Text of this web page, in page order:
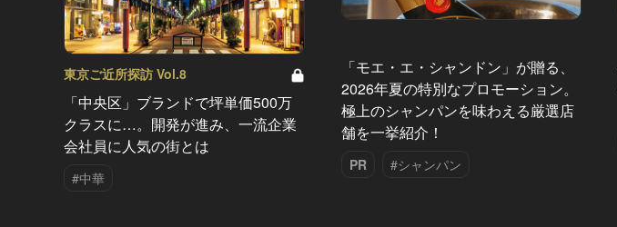
東京ご近所探訪 Vol.8
「中央区」ブランドで坪単価500万
クラスに…。開発が進み、一流企業
会社員に人気の街とは
#中華
「モエ・エ・シャンドン」が贈る、
2026年夏の特別なプロモーション。
極上のシャンパンを味わえる厳選店
舗を一挙紹介！
PR #シャンパン